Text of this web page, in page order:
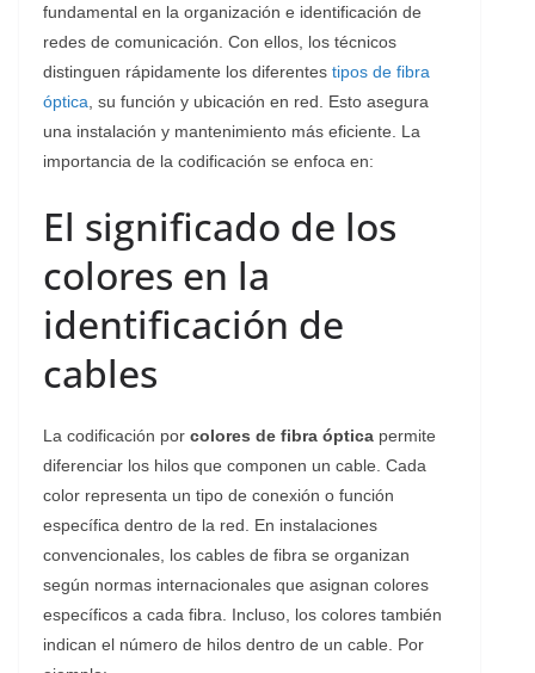
fundamental en la organización e identificación de
redes de comunicación. Con ellos, los técnicos
distinguen rápidamente los diferentes tipos de fibra
óptica , su función y ubicación en red. Esto asegura
una instalación y mantenimiento más eficiente. La
importancia de la codificación se enfoca en:
El significado de los
colores en la
identificación de
cables
La codificación por colores de fibra óptica permite
diferenciar los hilos que componen un cable. Cada
color representa un tipo de conexión o función
específica dentro de la red. En instalaciones
convencionales, los cables de fibra se organizan
según normas internacionales que asignan colores
específicos a cada fibra. Incluso, los colores también
indican el número de hilos dentro de un cable. Por